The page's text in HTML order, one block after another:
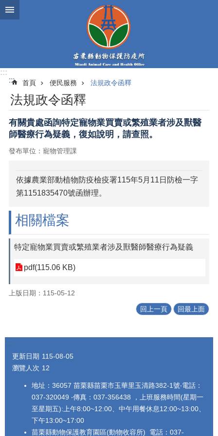
跳到主要內容區塊
:::
:::
首頁 便民服務 法規政令函釋
法規政令函釋
有關貴處函詢特定寵物業買賣或繁殖業者涉及獸醫
師醫療行為疑義，復如說明，請查照。
發布單位：寵物管理課
依據農業部動植物防疫檢疫署115年5月11日防檢一字
第1151835470號函辦理。
相關檔案
特定寵物業買賣或繁殖業者涉及獸醫師醫療行為疑義
pdf(115.06 KB)
上版日期：115-05-12
回上一頁 回最上面
:::
更新日期 115-08-05
瀏覽人次 12
地址：36057 苗栗縣苗栗市玉華里玉清路382-1號‧電話：
037-320049 ‧傳真：037-356438 ，上班服務時間(星期一
至星期五):上午8:00~12:00、中午用餐休息12:00~13:00、
下午13:00~17:00
苗栗縣動物保護教育園區(動物收容所) 電話：037-